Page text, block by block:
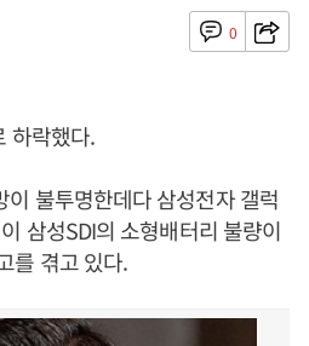
0
하락했다.
불투명한데다 삼성전자 갤럭
삼성SDI의 소형배터리 불량이
를 겪고 있다.